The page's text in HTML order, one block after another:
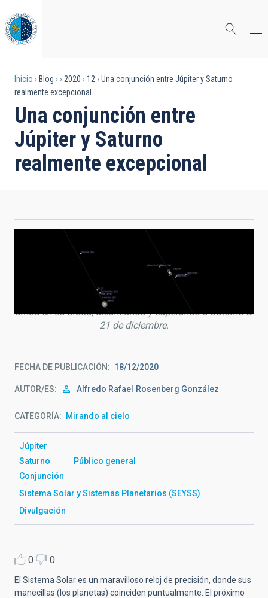
al
contenido
principal
Sobrescribir
enlaces
de
ayuda
a
Inicio Blog 2020 12
Una conjunción entre Júpiter y Saturno
realmente excepcional
Una conjunción entre
Júpiter y Saturno
realmente excepcional
Representación de Júpiter y Saturno con sus respectivas
órbitas. Júpiter se desplaza más velozmente hacia
arriba en su órbita, alcanzando y superando a Saturno el
21 de diciembre.
FECHA DE PUBLICACIÓN 18/12/2020
AUTOR/ES Alfredo Rafael Rosenberg González
CATEGORÍA Mirando al cielo
Júpiter
Saturno
Conjunción
Público general
Sistema Solar y Sistemas Planetarios (SEYSS)
Divulgación
0 0
El Sistema Solar es un maravilloso reloj de precisión, donde sus
manecillas (los planetas) coinciden puntualmente. El próximo